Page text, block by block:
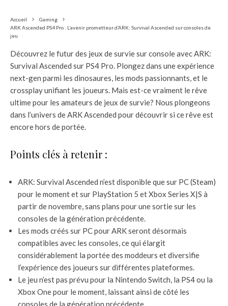
Accueil
Gaming
ARK Ascended PS4 Pro : L’avenir prometteur d’ARK: Survival Ascended sur consoles de
jeu
Découvrez le futur des jeux de survie sur console avec ARK:
Survival Ascended sur PS4 Pro. Plongez dans une expérience
next-gen parmi les dinosaures, les mods passionnants, et le
crossplay unifiant les joueurs. Mais est-ce vraiment le rêve
ultime pour les amateurs de jeux de survie? Nous plongeons
dans l’univers de ARK Ascended pour découvrir si ce rêve est
encore hors de portée.
Points clés à retenir :
ARK: Survival Ascended n’est disponible que sur PC (Steam)
pour le moment et sur PlayStation 5 et Xbox Series X|S à
partir de novembre, sans plans pour une sortie sur les
consoles de la génération précédente.
Les mods créés sur PC pour ARK seront désormais
compatibles avec les consoles, ce qui élargit
considérablement la portée des moddeurs et diversifie
l’expérience des joueurs sur différentes plateformes.
Le jeu n’est pas prévu pour la Nintendo Switch, la PS4 ou la
Xbox One pour le moment, laissant ainsi de côté les
consoles de la génération précédente.